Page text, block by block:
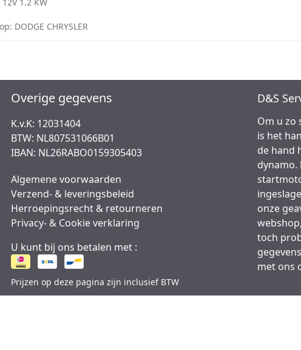
DODGE CHRYSLER
Overige gegevens
K.v.K: 12031404
BTW: NL807531066B01
IBAN: NL26RABO0159305403
Algemene voorwaarden
Verzend- & leveringsbeleid
Herroepingsrecht & retourneren
Privacy- & Cookie verklaring
U kunt bij ons betalen met :
Prijzen op deze pagina zijn inclusief BTW
D&S
Om u zo
is het
de hand
dynamo.
onze
toch
met ons